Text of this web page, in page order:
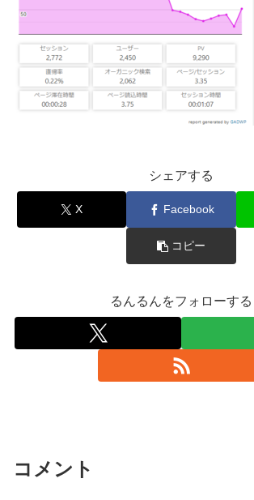
シェアする
X Facebook
コピー
るんるんをフォローする
コメント